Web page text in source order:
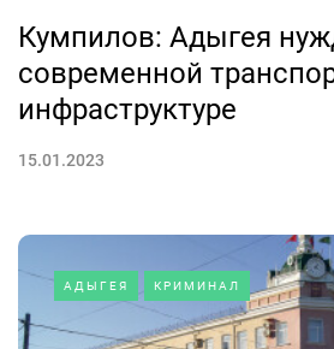
Кумпилов: Адыгея
современной
инфраструктуре
15.01.2023
АДЫГЕЯ КРИМИНАЛ